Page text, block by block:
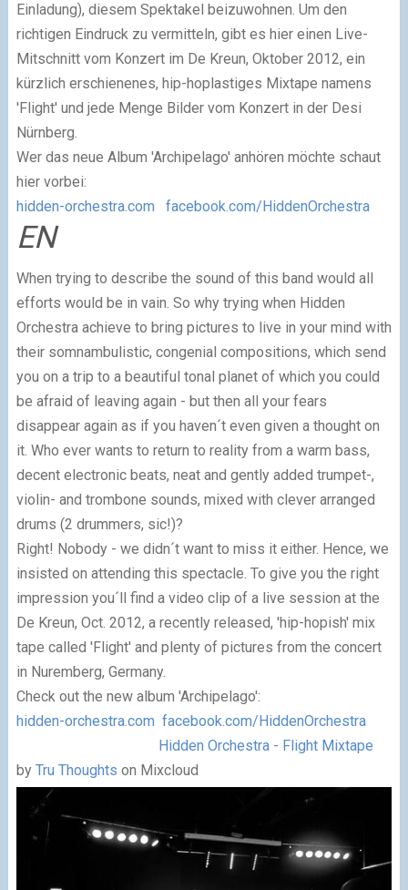
Einladung), diesem Spektakel beizuwohnen. Um den
richtigen Eindruck zu vermitteln, gibt es hier einen Live-
Mitschnitt vom Konzert im De Kreun, Oktober 2012, ein
kürzlich erschienenes, hip-hoplastiges Mixtape namens
'Flight' und jede Menge Bilder vom Konzert in der Desi
Nürnberg.
Wer das neue Album 'Archipelago' anhören möchte schaut
hier vorbei:
hidden-orchestra.com
facebook.com/HiddenOrchestra
EN
When trying to describe the sound of this band would all
efforts would be in vain. So why trying when Hidden
Orchestra achieve to bring pictures to live in your mind with
their somnambulistic, congenial compositions, which send
you on a trip to a beautiful tonal planet of which you could
be afraid of leaving again - but then all your fears
disappear again as if you haven´t even given a thought on
it. Who ever wants to return to reality from a warm bass,
decent electronic beats, neat and gently added trumpet-,
violin- and trombone sounds, mixed with clever arranged
drums (2 drummers, sic!)?
Right! Nobody - we didn´t want to miss it either. Hence, we
insisted on attending this spectacle. To give you the right
impression you´ll find a video clip of a live session at the
De Kreun, Oct. 2012, a recently released, 'hip-hopish' mix
tape called 'Flight' and plenty of pictures from the concert
in Nuremberg, Germany.
Check out the new album 'Archipelago':
hidden-orchestra.com facebook.com/HiddenOrchestra
Hidden Orchestra - Flight Mixtape
by Tru Thoughts on Mixcloud